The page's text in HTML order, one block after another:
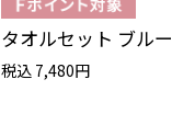
タオルセット ブルー
税込 7,480円